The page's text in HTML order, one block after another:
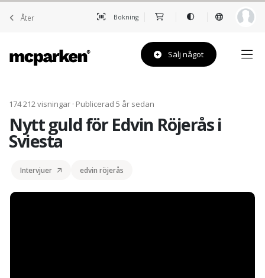
Åter Bokning
Sälj något
174 212 visningar · Publicerad 5 år sedan
Nytt guld för Edvin Röjerås i
Sviesta
Intervjuer edvin röjerås